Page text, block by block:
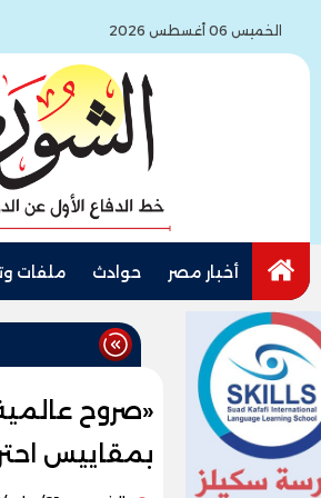
الخميس 06 أغسطس 2026
أخبار مصر حوادث ملفات
«صروح
بمقاييس